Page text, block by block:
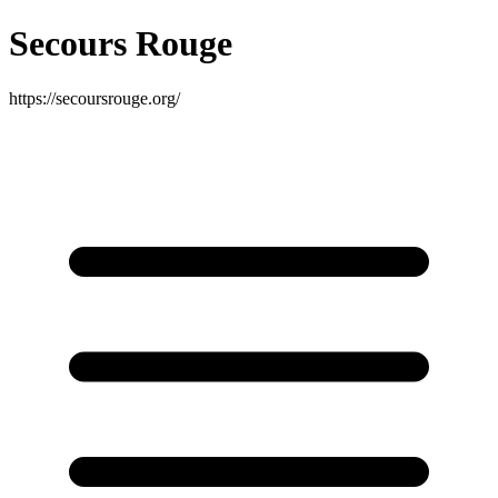
Secours Rouge
https://secoursrouge.org/